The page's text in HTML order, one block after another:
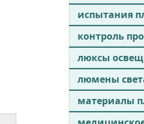
испытания
контроль
люксы
люмены
материалы